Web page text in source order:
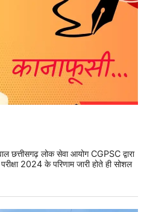
छत्तीसगढ़ लोक सेवा आयोग CGPSC द्वारा
2024 के परिणाम जारी होते ही सोशल